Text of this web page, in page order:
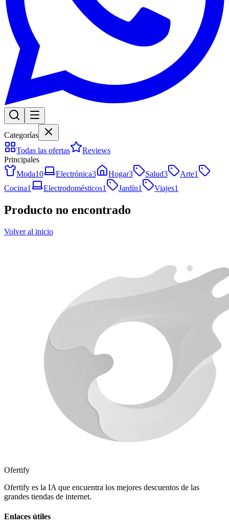
Categorías
Todas las ofertas
Reviews
Principales
Moda10 Electrónica3 Hogar3 Salud3 Arte1
Cocina1 Electrodomésticos1 Jardín1 Viajes1
Producto no encontrado
Volver al inicio
Ofertify
Ofertify es la IA que encuentra los mejores descuentos de las
grandes tiendas de internet.
Enlaces útiles